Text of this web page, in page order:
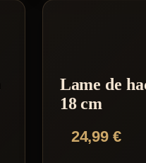
Lame de
18 cm
24,99€